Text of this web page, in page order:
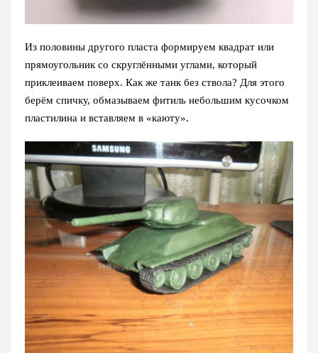
Из половины другого пласта формируем квадрат или
прямоугольник со скруглёнными углами, который
приклеиваем поверх. Как же танк без ствола? Для этого
берём спичку, обмазываем фитиль небольшим кусочком
пластилина и вставляем в «каюту».